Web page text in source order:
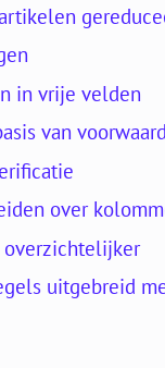
in vrije velden
van
over
overzichtelijker
uitgebreid